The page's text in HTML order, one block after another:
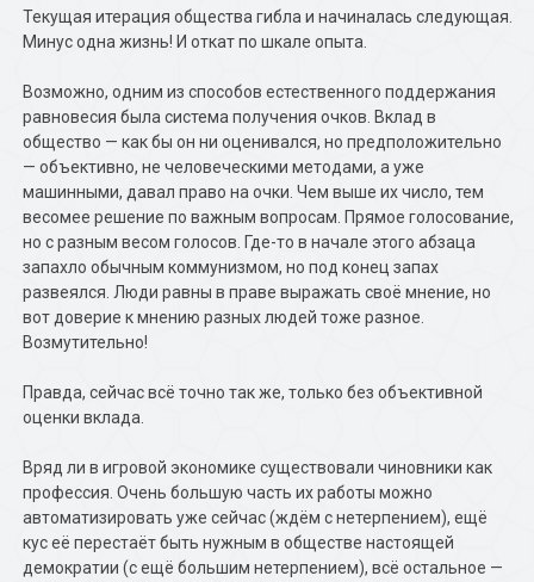
Текущая итерация общества гибла и начиналась следующая.
Минус одна жизнь! И откат по шкале опыта.
Возможно, одним из способов естественного поддержания
равновесия была система получения очков. Вклад в
общество — как бы он ни оценивался, но предположительно
— объективно, не человеческими методами, а уже
машинными, давал право на очки. Чем выше их число, тем
весомее решение по важным вопросам. Прямое голосование,
но с разным весом голосов. Где-то в начале этого абзаца
запахло обычным коммунизмом, но под конец запах
развеялся. Люди равны в праве выражать своё мнение, но
вот доверие к мнению разных людей тоже разное.
Возмутительно!
Правда, сейчас всё точно так же, только без объективной
оценки вклада.
Вряд ли в игровой экономике существовали чиновники как
профессия. Очень большую часть их работы можно
автоматизировать уже сейчас (ждём с нетерпением), ещё
кус её перестаёт быть нужным в обществе настоящей
демократии (с ещё большим нетерпением), всё остальное —